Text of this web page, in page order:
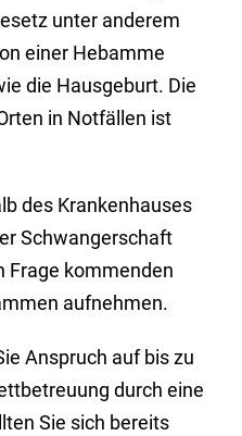
unter anderem
einer Hebamme
die Hausgeburt. Die
in Notfällen ist
des Krankenhauses
Schwangerschaft
Frage kommenden
aufnehmen.
Anspruch auf bis zu
durch eine
Sie sich bereits